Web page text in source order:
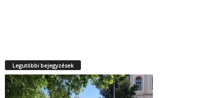
Legutóbbi bejegyzések